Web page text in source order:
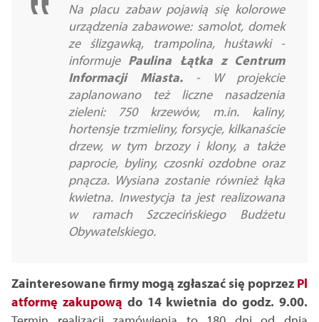
Na placu zabaw pojawią się kolorowe
urządzenia zabawowe: samolot, domek
ze ślizgawką, trampolina, huśtawki -
informuje Paulina Łątka z Centrum
Informacji Miasta.- W projekcie
zaplanowano też liczne nasadzenia
zieleni: 750 krzewów, m.in. kaliny,
hortensje trzmieliny, forsycje, kilkanaście
drzew, w tym brzozy i klony, a także
paprocie, byliny, czosnki ozdobne oraz
pnącza. Wysiana zostanie również łąka
kwietna. Inwestycja ta jest realizowana
w ramach Szczecińskiego Budżetu
Obywatelskiego.
Zainteresowane firmy mogą zgłaszać się poprzez Pl
atformę zakupową do 14 kwietnia do godz. 9.00.